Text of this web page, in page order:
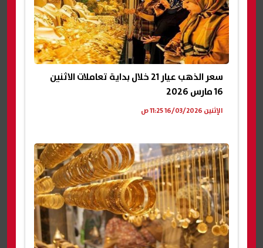
سعر الذهب عيار 21 خلال بداية تعاملات الاثنين
16 مارس 2026
الإثنين 16/03/2026 11:25 ص